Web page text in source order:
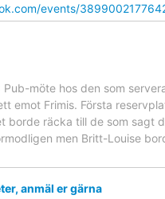
events/
Pub-möte hos den som
emot Frimis. Första
borde räcka till de som sagt
men Britt-Louise
anmäl er gärna